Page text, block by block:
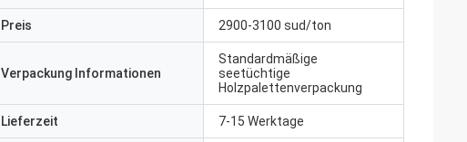
Preis 2900-3100 sud/ton
Verpackung Informationen
Standardmäßige
seetüchtige
Holzpalettenverpackung
Lieferzeit 7-15 Werktage